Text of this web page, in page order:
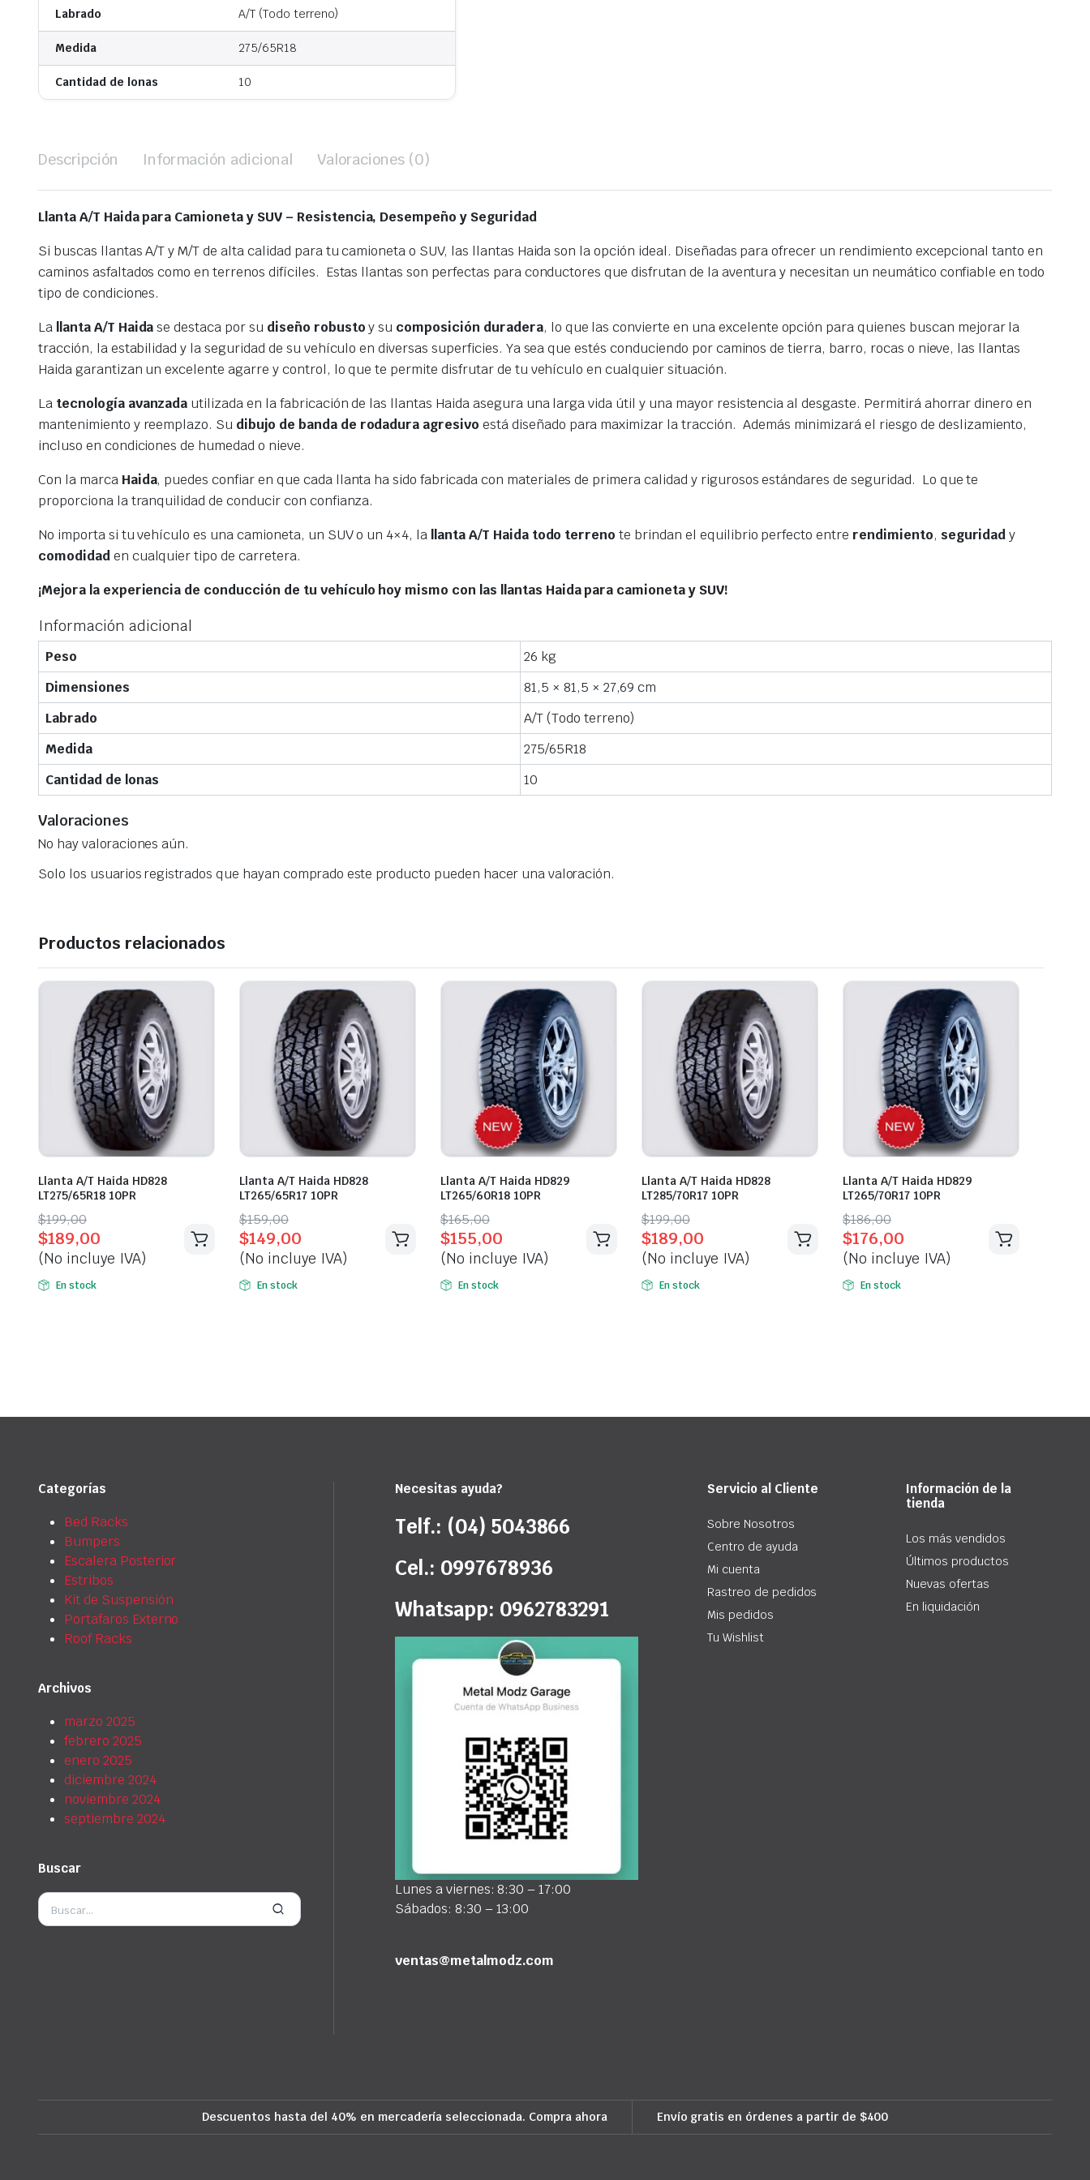
Labrado A/T (Todo terreno)
Medida 275/65R18
Cantidad de lonas 10
Descripción Información adicional Valoraciones (0)
Llanta A/T Haida para Camioneta y SUV – Resistencia, Desempeño y Seguridad
Si buscas llantas A/T y M/T de alta calidad para tu camioneta o SUV, las llantas Haida son la opción ideal. Diseñadas para ofrecer un rendimiento excepcional tanto en
caminos asfaltados como en terrenos difíciles. Estas llantas son perfectas para conductores que disfrutan de la aventura y necesitan un neumático confiable en todo
tipo de condiciones.
La
llanta A/T Haidase destaca por su diseño robustoy su composición duradera, lo que las convierte en una excelente opción para quienes buscan mejorar la
tracción, la estabilidad y la seguridad de su vehículo en diversas superficies. Ya sea que estés conduciendo por caminos de tierra, barro, rocas o nieve, las llantas
Haida garantizan un excelente agarre y control, lo que te permite disfrutar de tu vehículo en cualquier situación.
La tecnología avanzada utilizada en la fabricación de las llantas Haida asegura una larga vida útil y una mayor resistencia al desgaste. Permitirá ahorrar dinero en
mantenimiento y reemplazo. Su dibujo de banda de rodadura agresivo está diseñado para maximizar la tracción. Además minimizará el riesgo de deslizamiento,
incluso en condiciones de humedad o nieve.
Con la marca Haida, puedes confiar en que cada llanta ha sido fabricada con materiales de primera calidad y rigurosos estándares de seguridad. Lo que te
proporciona la tranquilidad de conducir con confianza.
No importa si tu vehículo es una camioneta, un SUV o un 4×4, la
llanta A/T Haida todo terreno te brindan el equilibrio perfecto entre rendimiento, seguridady
comodidaden cualquier tipo de carretera.
¡Mejora la experiencia de conducción de tu vehículo hoy mismo con las llantas Haida para camioneta y SUV!
Información adicional
Peso
26 kg
Dimensiones
81,5 × 81,5 × 27,69 cm
Labrado
A/T (Todo terreno)
Medida
275/65R18
Cantidad de lonas
10
Valoraciones
No hay valoraciones aún.
Solo los usuarios registrados que hayan comprado este producto pueden hacer una valoración.
Productos relacionados
Llanta A/T Haida HD828
LT275/65R18 10PR
$199,00
Original
price
was:
$199,00.
$189,00
Current
price
is:
$189,00.
(No incluye IVA)
En stock
Llanta A/T Haida HD828
LT265/65R17 10PR
$159,00
Original
price
was:
$159,00.
$149,00
Current
price
is:
$149,00.
(No incluye IVA)
En stock
Llanta A/T Haida HD829
LT265/60R18 10PR
$165,00
Original
price
was:
$165,00.
$155,00
Current
price
is:
$155,00.
(No incluye IVA)
En stock
Llanta A/T Haida HD828
LT285/70R17 10PR
$199,00
Original
price
was:
$199,00.
$189,00
Current
price
is:
$189,00.
(No incluye IVA)
En stock
Llanta A/T Haida HD829
LT265/70R17 10PR
$186,00
Original
price
was:
$186,00.
$176,00
Current
price
is:
$176,00.
(No incluye IVA)
En stock
Categorías
Bed Racks
Bumpers
Escalera Posterior
Estribos
Kit de Suspensión
Portafaros Externo
Roof Racks
Archivos
marzo 2025
febrero 2025
enero 2025
diciembre 2024
noviembre 2024
septiembre 2024
Buscar
Necesitas ayuda?
Telf.: (04) 5043866
Cel.: 0997678936
Whatsapp: 0962783291
Lunes a viernes: 8:30 – 17:00
Sábados: 8:30 – 13:00
ventas@metalmodz.com
Servicio al Cliente
Sobre Nosotros
Centro de ayuda
Mi cuenta
Rastreo de pedidos
Mis pedidos
Tu Wishlist
Información de la
tienda
Los más vendidos
Últimos productos
Nuevas ofertas
En liquidación
Descuentos hasta del 40% en mercadería seleccionada. Compra ahora Envío gratis en órdenes a partir de $400